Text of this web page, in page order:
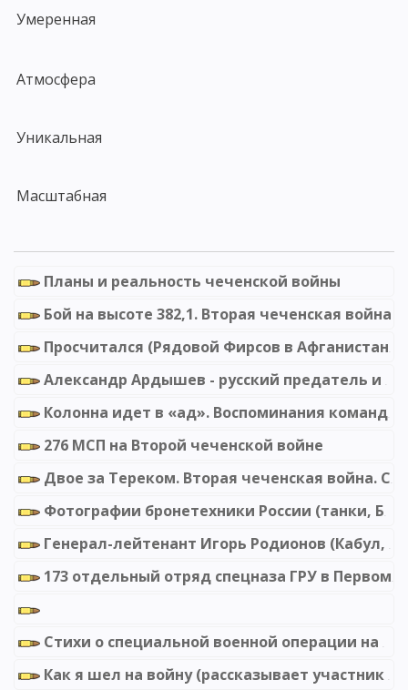
Умеренная
Атмосфера
Уникальная
Масштабная
Планы и реальность чеченской войны
Бой на высоте 382,1. Вторая чеченская война
Просчитался (Рядовой Фирсов в Афганистане)
Александр Ардышев - русский предатель и палач чеченской войны
Колонна идет в «ад». Воспоминания командира самоходки.
276 МСП на Второй чеченской войне
Двое за Тереком. Вторая чеченская война. Специальные операции.
Фотографии бронетехники России (танки, БМП, САУ, БТР)
Генерал-лейтенант Игорь Родионов (Кабул, командующий 40-й армией, 1985-1986)
173 отдельный отряд спецназа ГРУ в Первомайском
Стихи о специальной военной операции на Украине (Овлиягулыев Эзиз Сердарович)
Как я шел на войну (рассказывает участник боевых действий в Афганистане)